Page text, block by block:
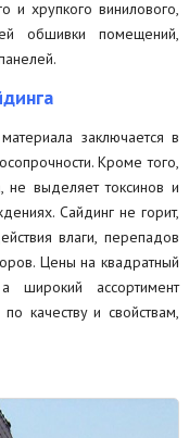
и хрупкого винилового,
обшивки помещений,
заключается в
Кроме того,
выделяет токсинов и
Сайдинг не горит,
влаги, перепадов
Цены на квадратный
широкий ассортимент
качеству и свойствам,